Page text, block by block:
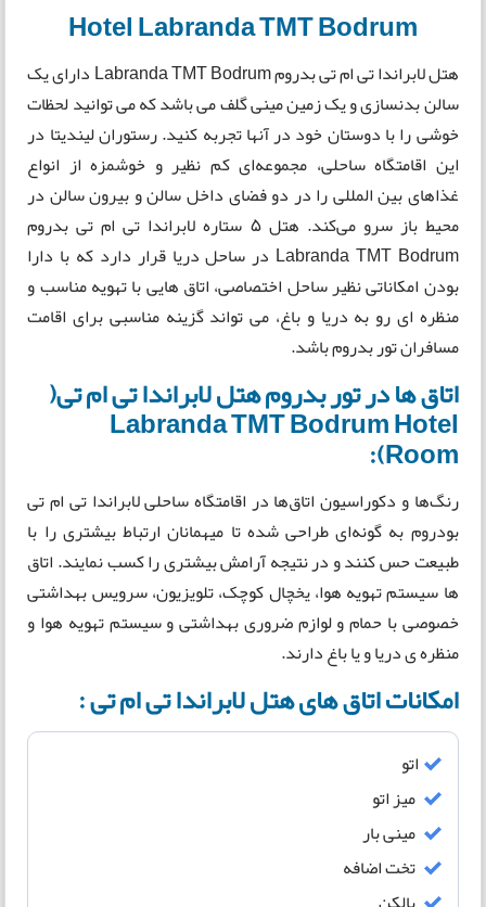
Hotel Labranda TMT Bodrum
هتل لابراندا تی ام تی بدروم Labranda TMT Bodrum دارای یک
سالن بدنسازی و یک زمین مینی گلف می باشد که می توانید لحظات
خوشی را با دوستان خود در آنها تجربه کنید. رستوران لیندیتا در
این اقامتگاه ساحلی، مجموعه‌ای کم نظیر و خوشمزه از انواع
غذاهای بین المللی را در دو فضای داخل سالن و بیرون سالن در
محیط باز سرو می‌کند. هتل 5 ستاره لابراندا تی ام تی بدروم
Labranda TMT Bodrum در ساحل دریا قرار دارد که با دارا
بودن امکاناتی نظیر ساحل اختصاصی، اتاق هایی با تهویه مناسب و
منظره ای رو به دریا و باغ، می تواند گزینه مناسبی برای اقامت
مسافران تور بدروم باشد.
اتاق ها در تور بدروم هتل لابراندا تی ام تی(
Labranda TMT Bodrum Hotel
Room):
رنگ‌ها و دکوراسیون اتاق‌ها در اقامتگاه‌‌ ساحلی لابراندا تی ام تی
بودروم به گونه‌ای طراحی شده تا میهمانان ارتباط بیشتری را با
طبیعت حس کنند و در نتیجه آرامش بیشتری را کسب نمایند. اتاق
ها سیستم تهویه هوا، یخچال کوچک، تلویزیون، سرویس بهداشتی
خصوصی با حمام و لوازم ضروری بهداشتی و سیستم تهویه هوا و
منظره ی دریا و یا باغ دارند.
امکانات اتاق های هتل لابراندا تی ام تی :
اتو
میز اتو
مینی بار
تخت اضافه